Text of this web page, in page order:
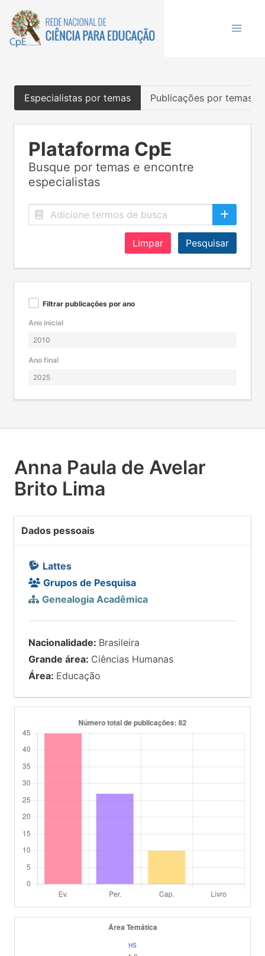
Especialistas por temas Publicações por temas
Plataforma CpE
Busque por temas e encontre
especialistas
Limpar Pesquisar
Filtrar publicações por ano
Ano inicial
Ano final
Anna Paula de Avelar
Brito Lima
Dados pessoais
Lattes
Grupos de Pesquisa
Genealogia Acadêmica
Nacionalidade: Brasileira
Grande área: Ciências Humanas
Área: Educação